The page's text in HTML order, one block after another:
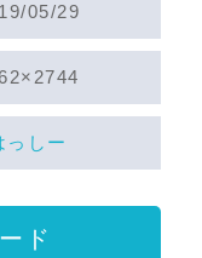
05/29
っしー
ド